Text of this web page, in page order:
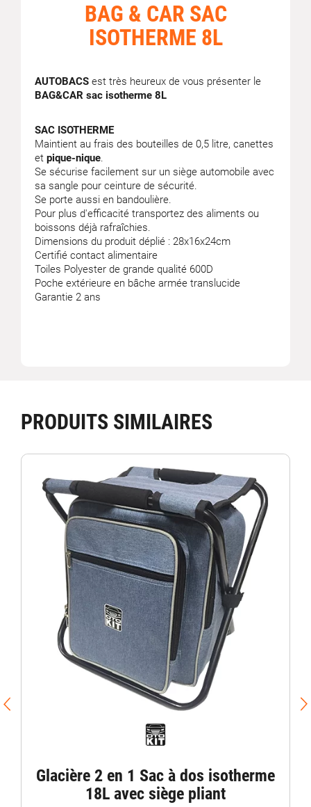
BAG & CAR SAC
ISOTHERME 8L
AUTOBACS est très heureux de vous présenter le
BAG&CAR sac isotherme 8L
SAC ISOTHERME
Maintient au frais des bouteilles de 0,5 litre, canettes
et pique-nique.
Se sécurise facilement sur un siège automobile avec
sa sangle pour ceinture de sécurité.
Se porte aussi en bandoulière.
Pour plus d'efficacité transportez des aliments ou
boissons déjà rafraîchies.
Dimensions du produit déplié : 28x16x24cm
Certifié contact alimentaire
Toiles Polyester de grande qualité 600D
Poche extérieure en bâche armée translucide
Garantie 2 ans
PRODUITS SIMILAIRES
Glacière 2 en 1 Sac à dos isotherme
18L avec siège pliant